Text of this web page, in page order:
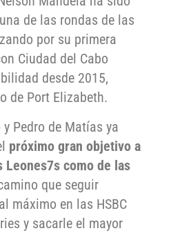
de las rondas de las
por su primera
Ciudad del Cabo
desde 2015,
de Port Elizabeth.
Pedro de Matías ya
próximo gran objetivo a
como de las
que seguir
máximo en las HSBC
y sacarle el mayor